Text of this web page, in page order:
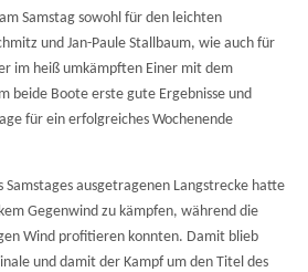
Samstag sowohl für den leichten
und Jan-Paule Stallbaum, wie auch für
im heiß umkämpften Einer mit dem
beide Boote erste gute Ergebnisse und
für ein erfolgreiches Wochenende
Samstages ausgetragenen Langstrecke hatte
Gegenwind zu kämpfen, während die
Wind profitieren konnten. Damit blieb
und damit der Kampf um den Titel des